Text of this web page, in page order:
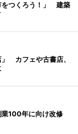
をつくろう！」 建築
カフェや古書店、
業100年に向け改修